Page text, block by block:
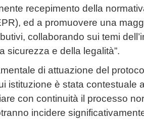
recepimento della
ed a promuovere una
collaborando sui temi
sicurezza e della legalità”.
di attuazione del
istituzione è stata contestuale
con continuità il processo
incidere